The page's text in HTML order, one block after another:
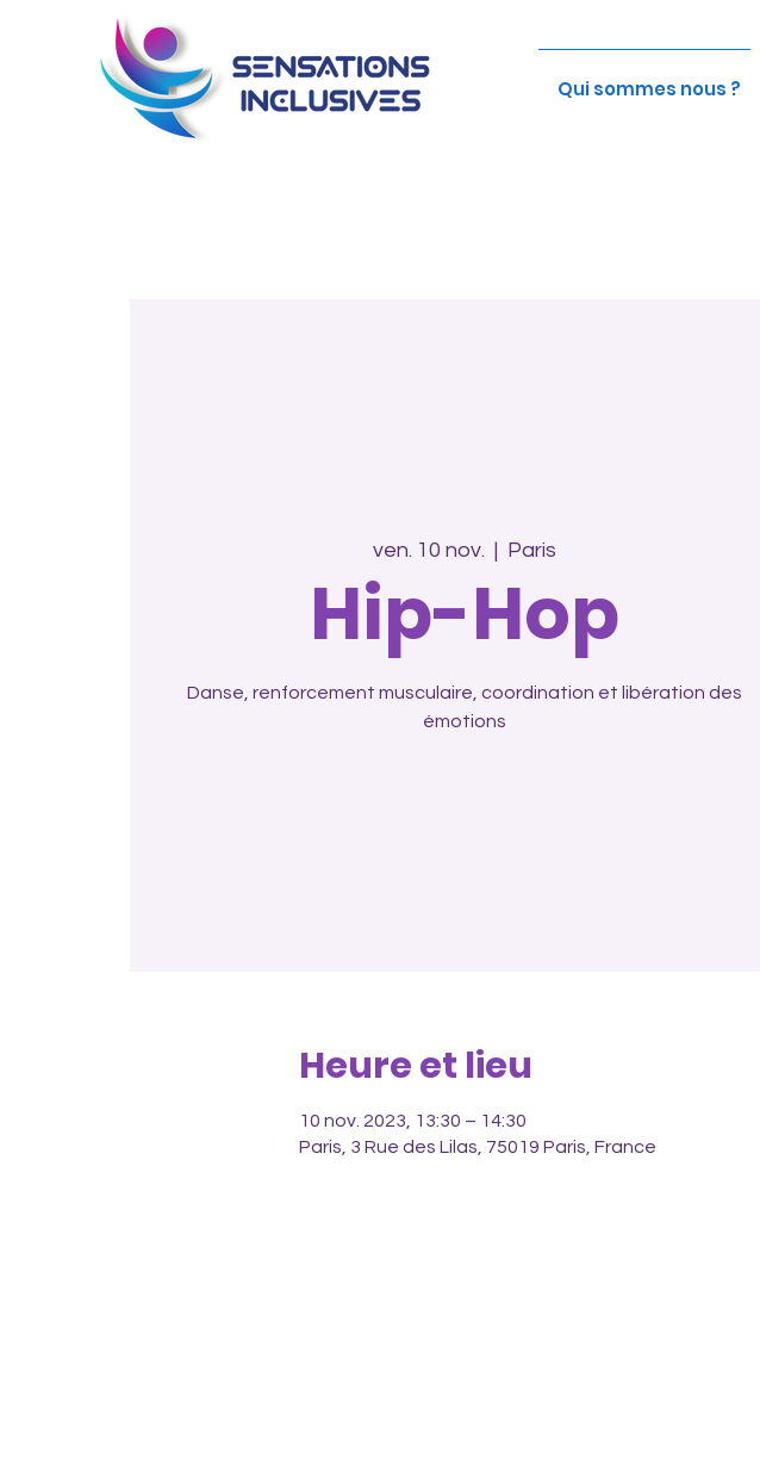
Qui sommes nous ?
ven. 10 nov.
  |
Paris
Hip-Hop
Danse, renforcement musculaire, coordination et libération des
émotions
Heure et lieu
10 nov. 2023, 13:30 – 14:30
Paris, 3 Rue des Lilas, 75019 Paris, France